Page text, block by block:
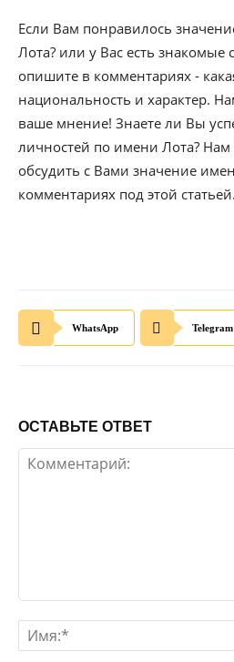
Если Вам понравилось
Лота? или у Вас есть знакомые
опишите в комментариях -
национальность и характер.
ваше мнение! Знаете ли Вы
личностей по имени Лота? Нам
обсудить с Вами значение
комментариях под этой статьей.
WhatsApp Telegram
ОСТАВЬТЕ ОТВЕТ